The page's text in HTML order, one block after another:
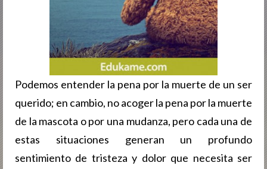
Podemos entender la pena por la muerte de un ser
querido; en cambio, no acoger la pena por la muerte
de la mascota o por una mudanza, pero cada una de
estas situaciones generan un profundo
sentimiento de tristeza y dolor que necesita ser